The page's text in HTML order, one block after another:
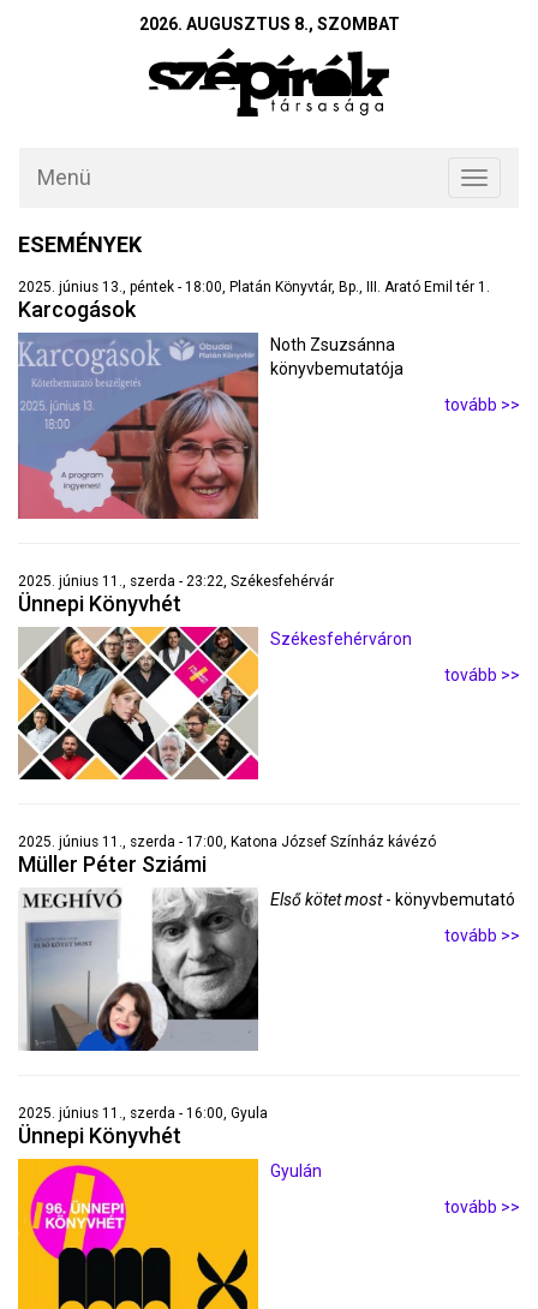
2026. AUGUSZTUS 8., SZOMBAT
Toggle
Menü
ESEMÉNYEK
2025. június 13., péntek - 18:00, Platán Könyvtár, Bp., III. Arató Emil tér 1.
Karcogások
Noth Zsuzsánna
könyvbemutatója
tovább >>
2025. június 11., szerda - 23:22, Székesfehérvár
Ünnepi Könyvhét
Székesfehérváron
tovább >>
2025. június 11., szerda - 17:00, Katona József Színház kávézó
Müller Péter Sziámi
Első kötet most- könyvbemutató
tovább >>
2025. június 11., szerda - 16:00, Gyula
Ünnepi Könyvhét
Gyulán
tovább >>